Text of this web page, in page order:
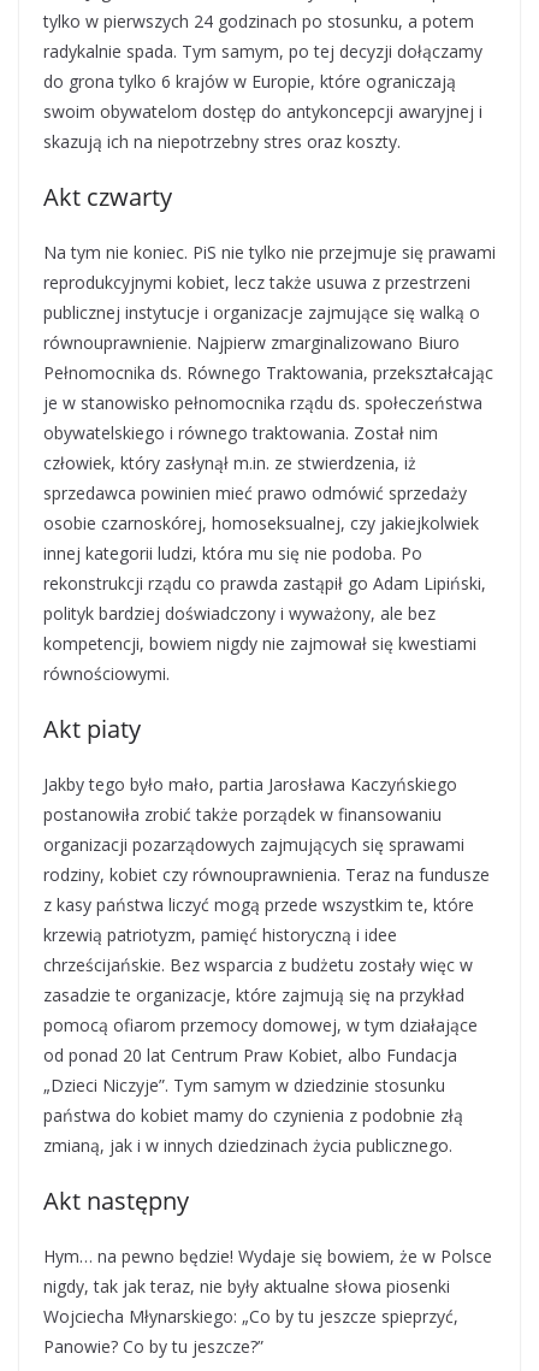
tylko w pierwszych 24 godzinach po stosunku, a potem
radykalnie spada. Tym samym, po tej decyzji dołączamy
do grona tylko 6 krajów w Europie, które ograniczają
swoim obywatelom dostęp do antykoncepcji awaryjnej i
skazują ich na niepotrzebny stres oraz koszty.
Akt czwarty
Na tym nie koniec. PiS nie tylko nie przejmuje się prawami
reprodukcyjnymi kobiet, lecz także usuwa z przestrzeni
publicznej instytucje i organizacje zajmujące się walką o
równouprawnienie. Najpierw zmarginalizowano Biuro
Pełnomocnika ds. Równego Traktowania, przekształcając
je w stanowisko pełnomocnika rządu ds. społeczeństwa
obywatelskiego i równego traktowania. Został nim
człowiek, który zasłynął m.in. ze stwierdzenia, iż
sprzedawca powinien mieć prawo odmówić sprzedaży
osobie czarnoskórej, homoseksualnej, czy jakiejkolwiek
innej kategorii ludzi, która mu się nie podoba. Po
rekonstrukcji rządu co prawda zastąpił go Adam Lipiński,
polityk bardziej doświadczony i wyważony, ale bez
kompetencji, bowiem nigdy nie zajmował się kwestiami
równościowymi.
Akt piaty
Jakby tego było mało, partia Jarosława Kaczyńskiego
postanowiła zrobić także porządek w finansowaniu
organizacji pozarządowych zajmujących się sprawami
rodziny, kobiet czy równouprawnienia. Teraz na fundusze
z kasy państwa liczyć mogą przede wszystkim te, które
krzewią patriotyzm, pamięć historyczną i idee
chrześcijańskie. Bez wsparcia z budżetu zostały więc w
zasadzie te organizacje, które zajmują się na przykład
pomocą ofiarom przemocy domowej, w tym działające
od ponad 20 lat Centrum Praw Kobiet, albo Fundacja
„Dzieci Niczyje”. Tym samym w dziedzinie stosunku
państwa do kobiet mamy do czynienia z podobnie złą
zmianą, jak i w innych dziedzinach życia publicznego.
Akt następny
Hym… na pewno będzie! Wydaje się bowiem, że w Polsce
nigdy, tak jak teraz, nie były aktualne słowa piosenki
Wojciecha Młynarskiego: „Co by tu jeszcze spieprzyć,
Panowie? Co by tu jeszcze?”